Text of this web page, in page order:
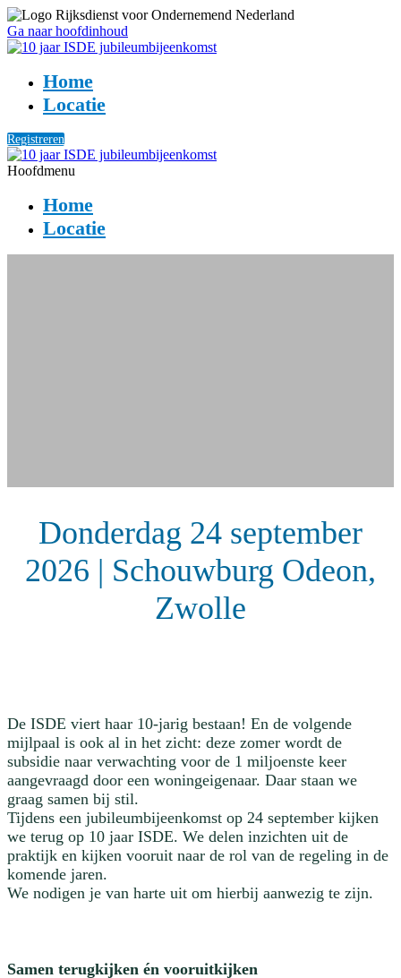
Ga naar hoofdinhoud
Home
Locatie
Registreren
Hoofdmenu
Home
Locatie
Donderdag 24 september
2026 | Schouwburg Odeon,
Zwolle
De ISDE viert haar 10-jarig bestaan! En de volgende
mijlpaal is ook al in het zicht: deze zomer wordt de
subsidie naar verwachting voor de 1 miljoenste keer
aangevraagd door een woningeigenaar. Daar staan we
graag samen bij stil.
Tijdens een jubileumbijeenkomst op 24 september kijken
we terug op 10 jaar ISDE. We delen inzichten uit de
praktijk en kijken vooruit naar de rol van de regeling in de
komende jaren.
We nodigen je van harte uit om hierbij aanwezig te zijn.
Samen terugkijken én vooruitkijken